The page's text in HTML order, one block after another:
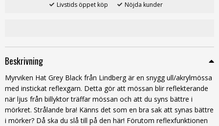
Livstids öppet köp Nöjda kunder
Beskrivning
Myrviken Hat Grey Black från Lindberg är en snygg ull/akrylmössa
med instickat reflexgarn. Detta gör att mössan blir reflekterande
när ljus från billyktor träffar mössan och att du syns bättre i
mörkret. Strålande bra! Känns det som en bra sak att synas bättre
i mörker? Då ska du slå till på den här! Förutom reflexfunktionen